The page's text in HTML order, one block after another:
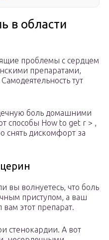
в области
проблемы с сердцем
препаратами,
тут
боль домашними
способы How to get r > ,
снять дискомфорт за
вы волнуетесь, что боль
приступом, а ваш
этот препарат.
стенокардии. А вот